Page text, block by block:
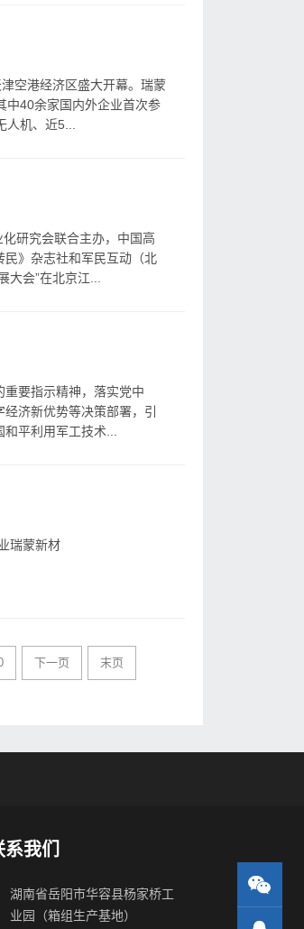
空港经济区盛大开幕。瑞蒙
中40余家国内外企业首次参
机、近5...
研究会联合主办，中国高
》杂志社和军民互动（北
会”在北京江...
要指示精神，落实党中
济新优势等决策部署，引
平利用军工技术...
瑞蒙新材
下一页 末页
系我们
湖南省岳阳市华容县杨家桥工
业园（箱组生产基地）